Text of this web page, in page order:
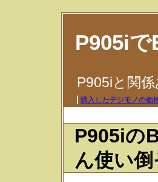
P905i
P905iと関
購入したデジモノの価
P905iの
ん使い倒